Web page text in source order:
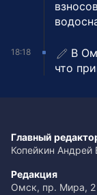
18:18
В
что
Главный
Копейкин Андрей
Редакция
Омск, пр. Мира, 2